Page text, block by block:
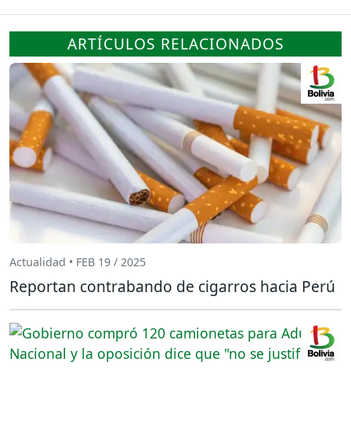
ARTÍCULOS RELACIONADOS
Actualidad • FEB 19 / 2025
Reportan contrabando de cigarros hacia Perú